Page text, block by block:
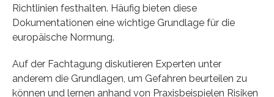
Richtlinien festhalten. Häufig bieten diese
Dokumentationen eine wichtige Grundlage für die
europäische Normung.
Auf der Fachtagung diskutieren Experten unter
anderem die Grundlagen, um Gefahren beurteilen zu
können und lernen anhand von Praxisbeispielen Risiken